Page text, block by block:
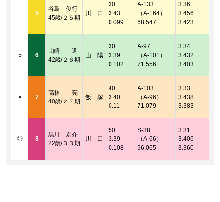
5
谷島 俊行
45歳/２５期
川 口
30
3.43
0.099
A-133
（A-164）
68.547
3.36
3.456
3.423
○ 6
山崎 進
42歳/２６期
山 陽
30
3.39
0.102
A-97
（A-101）
71.556
3.34
3.432
3.403
× 7
高林 亮
40歳/２７期
飯 塚
40
3.40
0.11
A-103
（A-96）
71.079
3.33
3.438
3.383
◎ 8
黒川 京介
22歳/３３期
川 口
50
3.39
0.108
S-38
（A-66）
96.065
3.31
3.406
3.360